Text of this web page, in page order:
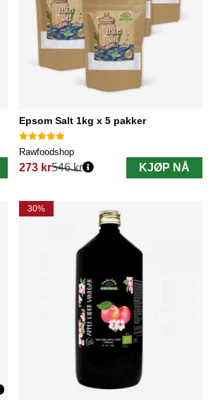
Epsom Salt 1kg x 5 pakker
Rawfoodshop
273 kr
Vanlig pris:
546 kr KJØP NÅ
30%